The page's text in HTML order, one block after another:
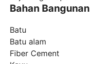
Bahan Bangunan
Batu
Batu alam
Fiber Cement